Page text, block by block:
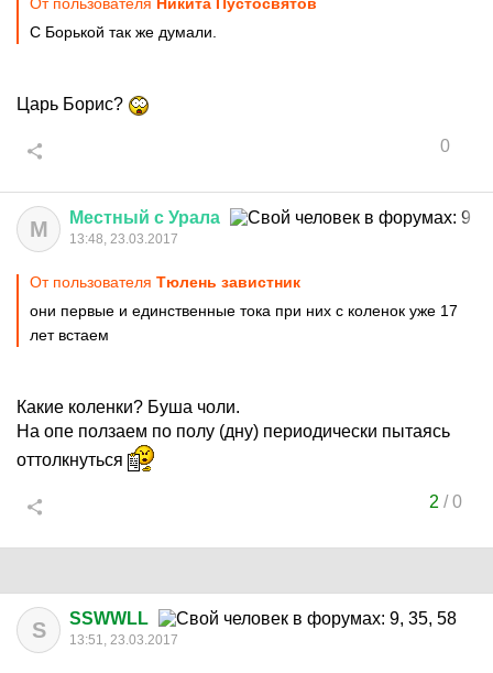
С Борькой так же думали.
Царь Борис?
0
М Местный с Урала
13:48, 23.03.2017
От пользователя Тюлень завистник
они первые и единственные тока при них с коленок уже 17
лет встаем
Какие коленки? Буша чоли.
На опе ползаем по полу (дну) периодически пытаясь
оттолкнуться
2 /0
S SSWWLL
13:51, 23.03.2017